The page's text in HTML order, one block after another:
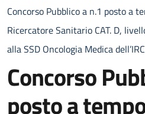
Concorso Pubblico a n.1 posto a
Ricercatore Sanitario CAT. D,
alla SSD Oncologia Medica
Concorso
posto a